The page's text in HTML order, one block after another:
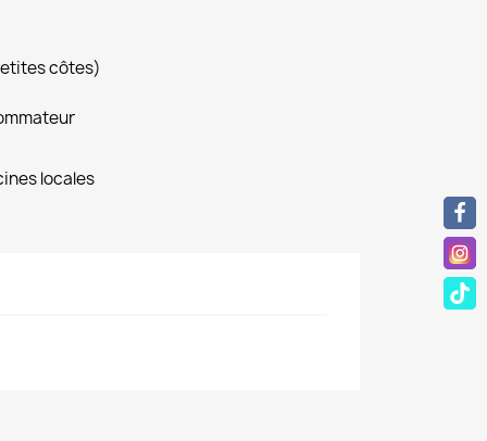
côtes)
locales